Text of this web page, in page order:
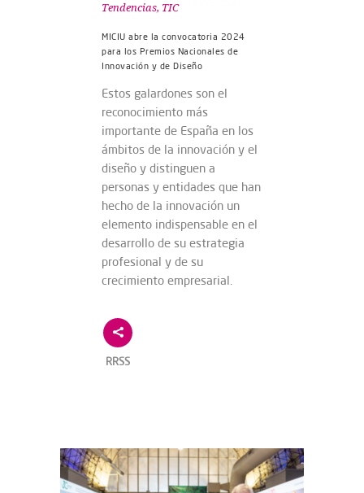
Tendencias, TIC
MICIU abre la convocatoria 2024
para los Premios Nacionales de
Innovación y de Diseño
Estos galardones son el
reconocimiento más
importante de España en los
ámbitos de la innovación y el
diseño y distinguen a
personas y entidades que han
hecho de la innovación un
elemento indispensable en el
desarrollo de su estrategia
profesional y de su
crecimiento empresarial.
RRSS